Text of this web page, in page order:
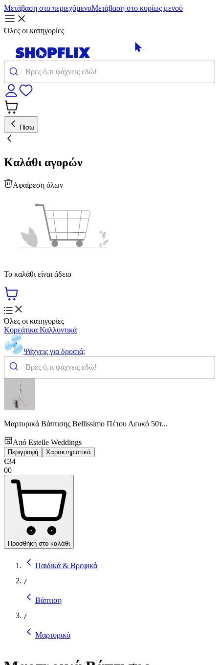
Μετάβαση στο περιεχόμενοΜετάβαση στο κυρίως μενού
Όλες οι κατηγορίες
Πίσω
Καλάθι αγορών
Αφαίρεση όλων
Το καλάθι είναι άδειο
Όλες οι κατηγορίες
Κορεάτικα Καλλυντικά
Ψάχνεις για δροσιά;
Μαρτυρικά Βάπτισης Bellissimo Πέτου Λευκό 50τ...
Από Estelle Weddings
Περιγραφή Χαρακτηριστικά
€34
00
Προσθήκη στο καλάθι
Παιδικά & Βρεφικά
/
Βάπτιση
/
Μαρτυρικά